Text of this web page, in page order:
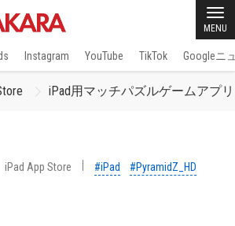
MENU
Instagram YouTube TikTok Googleニ
iPad用マッチパズルゲームアプ
iPad App Store #iPad #PyramidZ_HD